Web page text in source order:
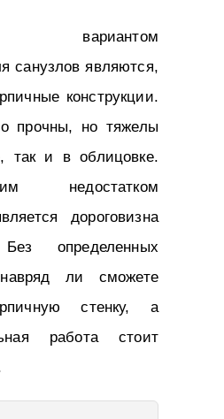
вариантом
санузлов являются,
конструкции.
прочны, но тяжелы
так и в облицовке.
недостатком
дороговизна
определенных
ли сможете
стенку, а
работа стоит